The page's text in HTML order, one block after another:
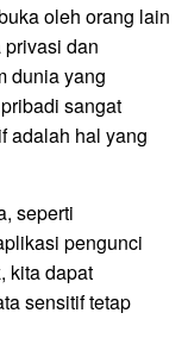
oleh orang lain
dan
dunia yang
sangat
adalah hal yang
seperti
pengunci
, kita dapat
sensitif tetap